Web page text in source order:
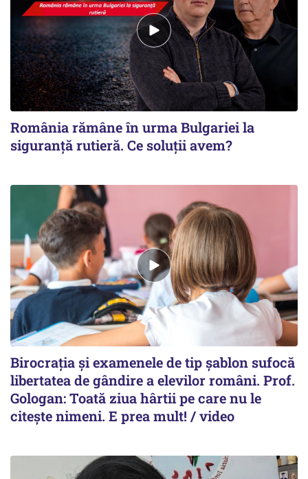
România rămâne în urma Bulgariei la
siguranţă rutieră. Ce soluţii avem?
Birocrația și examenele de tip șablon sufocă
libertatea de gândire a elevilor români. Prof.
Gologan: Toată ziua hârtii pe care nu le
citește nimeni. E prea mult! / video